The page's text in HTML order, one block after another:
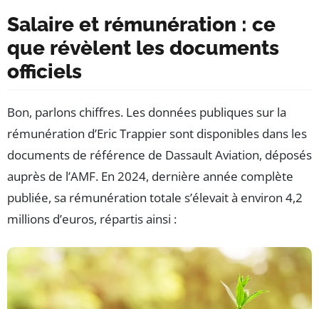
Salaire et rémunération : ce
que révèlent les documents
officiels
Bon, parlons chiffres. Les données publiques sur la
rémunération d’Eric Trappier sont disponibles dans les
documents de référence de Dassault Aviation, déposés
auprès de l’AMF. En 2024, dernière année complète
publiée, sa rémunération totale s’élevait à environ 4,2
millions d’euros, répartis ainsi :